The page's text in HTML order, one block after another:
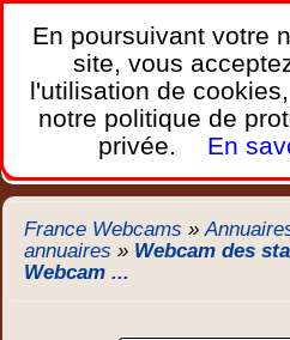
France
Les webcams sur
Home Bretagne Corse
Trafic Chercher
France Webcams »
annuaires » Webcam des
Webcam ...
En poursuivant votre
site, vous
l'utilisation de
notre politique de
privée.
En